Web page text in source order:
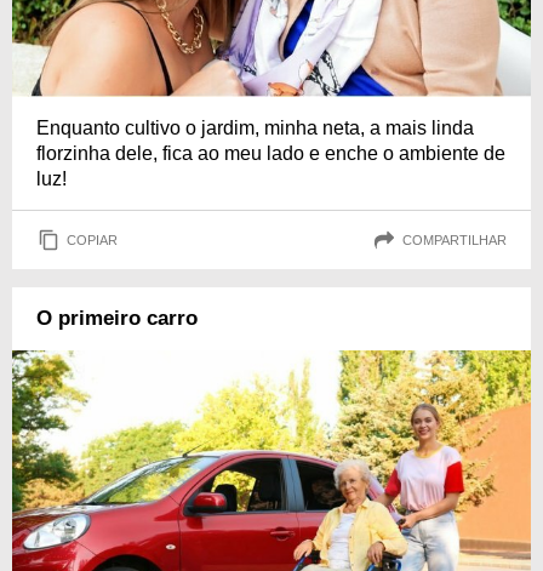
Enquanto cultivo o jardim, minha neta, a mais linda
florzinha dele, fica ao meu lado e enche o ambiente de
luz!
COPIAR COMPARTILHAR
O primeiro carro